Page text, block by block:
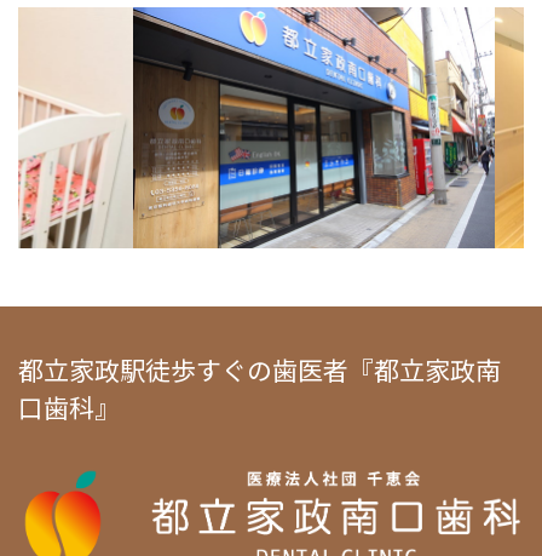
都立家政駅徒歩すぐの歯医者『都立家政南
口歯科』